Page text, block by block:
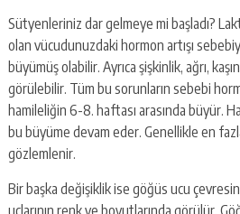
Sütyenleriniz dar gelmeye mi başladı?
olan vücudunuzdaki hormon artışı
büyümüş olabilir. Ayrıca şişkinlik, ağrı,
görülebilir. Tüm bu sorunların sebebi
hamileliğin 6-8. haftası arasında büyür.
bu büyüme devam eder. Genellikle en
gözlemlenir.
Bir başka değişiklik ise göğüs ucu
uçlarının renk ve boyutlarında görülür.